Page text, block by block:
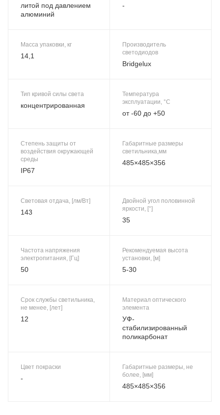
литой под давлением
алюминий
-
Масса упаковки, кг
14,1
Производитель
светодиодов
Bridgelux
Тип кривой силы света
концентрированная
Температура
эксплуатации, °C
от -60 до +50
Степень защиты от
воздействия окружающей
среды
IP67
Габаритные размеры
светильника,мм
485×485×356
Световая отдача, [лм/Вт]
143
Двойной угол половинной
яркости, [°]
35
Частота напряжения
электропитания, [Гц]
50
Рекомендуемая высота
установки, [м]
5-30
Срок службы светильника,
не менее, [лет]
12
Материал оптического
элемента
УФ-
стабилизированный
поликарбонат
Цвет покраски
-
Габаритные размеры, не
более, [мм]
485×485×356